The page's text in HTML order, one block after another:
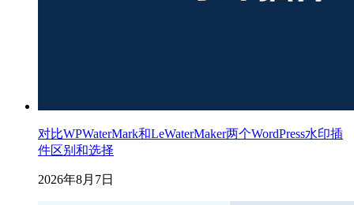
对比WPWaterMark和LeWaterMaker两个WordPress水印插
件区别和选择
2026年8月7日